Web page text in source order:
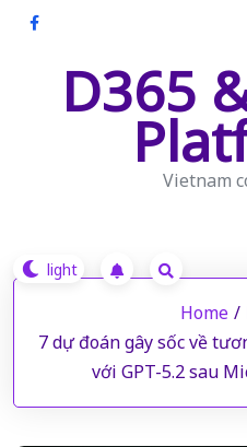
Skip
D365
Vietnam
Home /
7 dự đoán gây sốc về
với GPT-5.2 sau